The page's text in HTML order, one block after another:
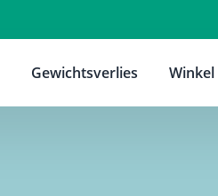
Gewichtsverlies Winkel